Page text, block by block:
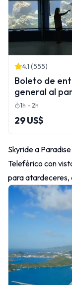
4.1 (555)
Boleto de
general al
World Ocean
1h - 2h
29 US$
Skyride a
Teleférico con
para atardeceres,